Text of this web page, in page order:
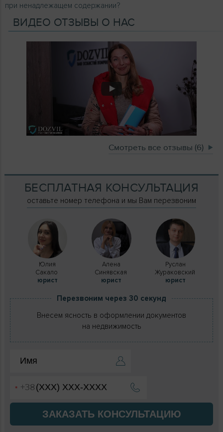
при ненадлежащем содержании?
ВИДЕО ОТЗЫВЫ О НАС
Смотреть все отзывы (6)
БЕСПЛАТНАЯ КОНСУЛЬТАЦИЯ
оставьте номер телефона и мы Вам перезвоним
Юлия
Сакало
юрист
Алена
Синявская
юрист
Руслан
Жураковский
юрист
Перезвоним через 30 секунд
Внесем ясность в оформлении документов
на недвижимость
ЗАКАЗАТЬ КОНСУЛЬТАЦИЮ